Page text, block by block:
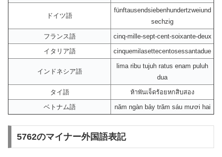
ドイツ語
fünftausendsiebenhundertzweiund
sechzig
フランス語
cinq-mille-sept-cent-soixante-deux
イタリア語
cinquemilasettecentosessantadue
インドネシア語
lima ribu tujuh ratus enam puluh
dua
タイ語
ห้าพันเจ็ดร้อยหกสิบสอง
ベトナム語
năm ngàn bảy trăm sáu mươi hai
5762のマイナー外国語表記